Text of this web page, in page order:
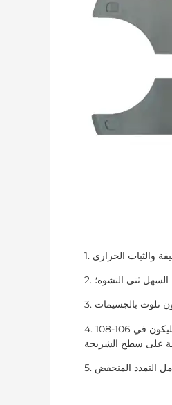
4. مقاومة كربيد السيليكون في 106-108Ω، غير مغناطيسية، بما يتماشى مع متطلبات مواصفات مكافحة ESD؛ يمكنه منع تراكم